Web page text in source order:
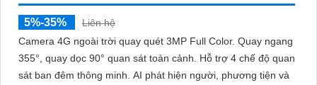
5%-35%
Liên hệ
Camera 4G ngoài trời quay quét 3MP Full Color. Quay ngang
355°, quay dọc 90° quan sát toàn cảnh. Hỗ trợ 4 chế độ quan
sát ban đêm thông minh. AI phát hiện người, phương tiện và